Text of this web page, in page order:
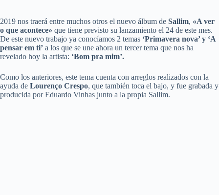
2019 nos traerá entre muchos otros el nuevo álbum de Sallim, «A ver
o que acontece» que tiene previsto su lanzamiento el 24 de este mes.
De este nuevo trabajo ya conocíamos 2 temas ‘Primavera nova’ y ‘A
pensar em ti’ a los que se une ahora un tercer tema que nos ha
revelado hoy la artista: ‘Bom pra mim’.
Como los anteriores, este tema cuenta con arreglos realizados con la
ayuda de Lourenço Crespo, que también toca el bajo, y fue grabada y
producida por Eduardo Vinhas junto a la propia Sallim.